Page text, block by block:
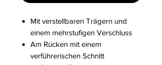
Mit verstellbaren Trägern und
einem mehrstufigen Verschluss
Am Rücken mit einem
verführerischen Schnitt